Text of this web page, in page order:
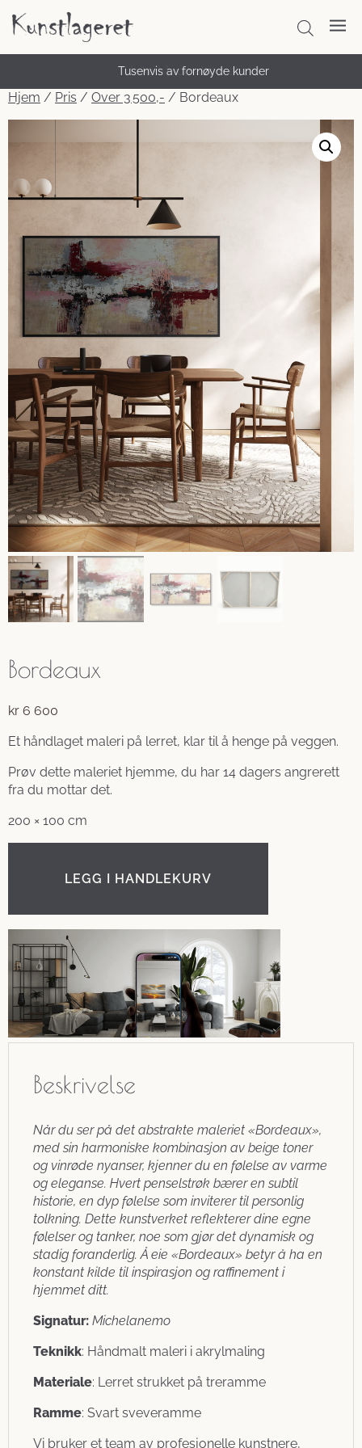
Tusenvis av fornøyde kunder
Unike håndmalte malerier
Hjem / Pris / Over 3 500,- / Bordeaux
Bordeaux
kr 6 600
Et håndlaget maleri på lerret, klar til å henge på veggen.
Prøv dette maleriet hjemme, du har 14 dagers angrerett
fra du mottar det.
200 × 100 cm
LEGG I HANDLEKURV
Beskrivelse
Når du ser på det abstrakte maleriet «Bordeaux»,
med sin harmoniske kombinasjon av beige toner
og vinrøde nyanser, kjenner du en følelse av varme
og eleganse. Hvert penselstrøk bærer en subtil
historie, en dyp følelse som inviterer til personlig
tolkning. Dette kunstverket reflekterer dine egne
følelser og tanker, noe som gjør det dynamisk og
stadig foranderlig. Å eie «Bordeaux» betyr å ha en
konstant kilde til inspirasjon og raffinement i
hjemmet ditt.
Signatur: Michelanemo
Teknikk: Håndmalt maleri i akrylmaling
Materiale: Lerret strukket på treramme
Ramme: Svart sveveramme
Vi bruker et team av profesjonelle kunstnere,